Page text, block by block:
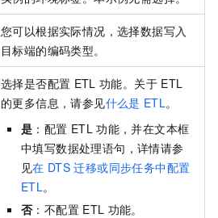
您可以根据实际情况，选择数据写入
目标端的编码类型。
选择是否配置 ETL 功能。关于 ETL
的更多信息，请参见什么是 ETL。
是 ：配置 ETL 功能，并在文本框
中填写数据处理语句，详情请参
见在 DTS 迁移或同步任务中配置
ETL。
否：不配置 ETL 功能。